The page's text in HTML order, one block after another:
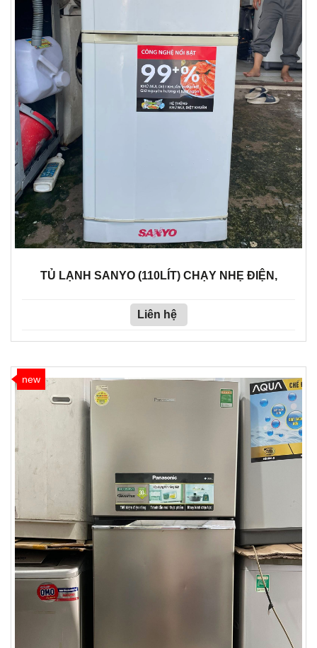
TỦ LẠNH SANYO (110LÍT) CHẠY NHẸ ĐIỆN,
Liên hệ
new